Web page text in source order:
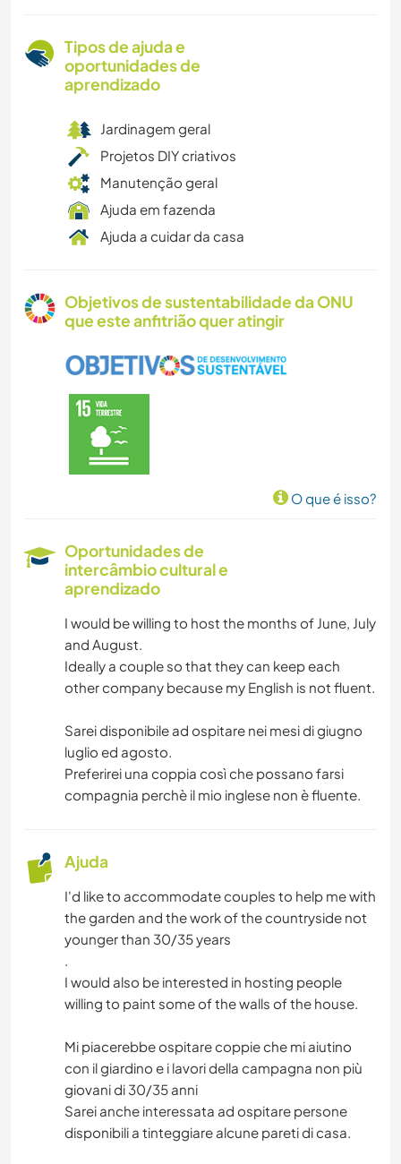
Tipos de ajuda e
oportunidades de
aprendizado
Jardinagem geral
Projetos DIY criativos
Manutenção geral
Ajuda em fazenda
Ajuda a cuidar da casa
Objetivos de sustentabilidade da ONU
que este anfitrião quer atingir
O que é isso?
Oportunidades de
intercâmbio cultural e
aprendizado
I would be willing to host the months of June, July
and August.
Ideally a couple so that they can keep each
other company because my English is not fluent.
Sarei disponibile ad ospitare nei mesi di giugno
luglio ed agosto.
Preferirei una coppia così che possano farsi
compagnia perchè il mio inglese non è fluente.
Ajuda
I'd like to accommodate couples to help me with
the garden and the work of the countryside not
younger than 30/35 years
.
I would also be interested in hosting people
willing to paint some of the walls of the house.
Mi piacerebbe ospitare coppie che mi aiutino
con il giardino e i lavori della campagna non più
giovani di 30/35 anni
Sarei anche interessata ad ospitare persone
disponibili a tinteggiare alcune pareti di casa.